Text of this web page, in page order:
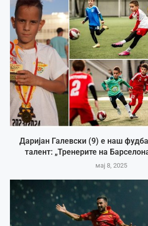
Даријан Галевски (9) е наш
талент: „Тренерите на
мај 8, 2025